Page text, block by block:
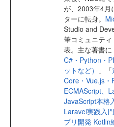
が、2003年4月
ターに転身。
Studio and
筆コミュニティ
表。主な著書に
C#・Python・
ットなど）
」「
Core・Vue.js・
ECMAScript、
JavaScript本格
Laravel実践入門
プリ開発 Kotlin